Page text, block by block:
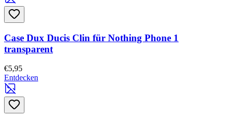
Case Dux Ducis Clin für Nothing Phone 1
transparent
€5,95
Entdecken